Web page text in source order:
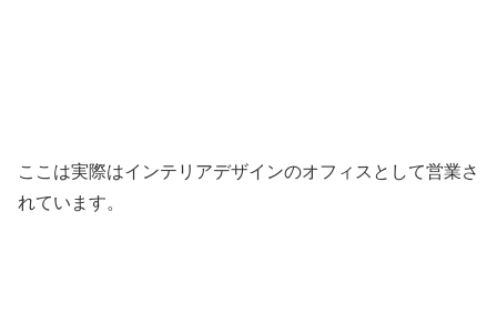
ここは実際はインテリアデザインのオフィスとして営業さ
れています。